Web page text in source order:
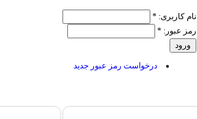
نام کاربری: *
رمز عبور: *
درخواست رمز عبور جدید